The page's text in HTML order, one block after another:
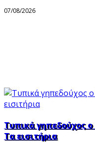
07/08/2026
Τυπικά γηπεδούχος
Τα εισιτήρια